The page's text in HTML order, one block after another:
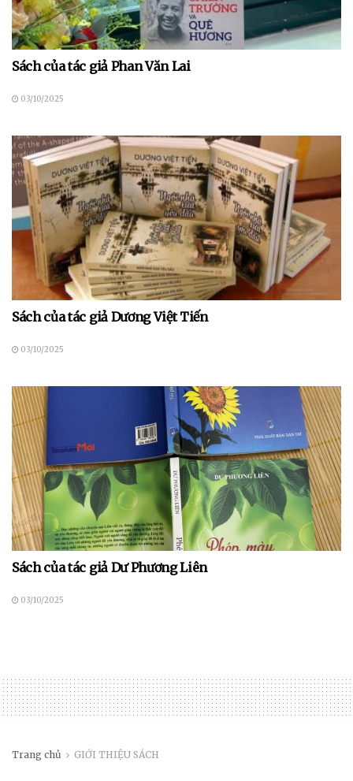
Sách của tác giả Phan Văn Lai
03/10/2025
Sách của tác giả Dương Việt Tiến
03/10/2025
Sách của tác giả Dư Phương Liên
03/10/2025
Trang chủ GIỚI THIỆU SÁCH